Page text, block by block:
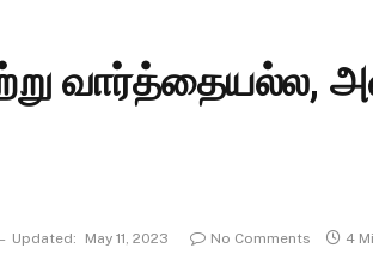
வார்த்தையல்ல,
Updated: May 11, 2023 No Comments 4